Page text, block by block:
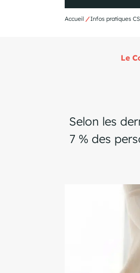
Accueil / Infos pratiques
Le
Selon les
7 % des